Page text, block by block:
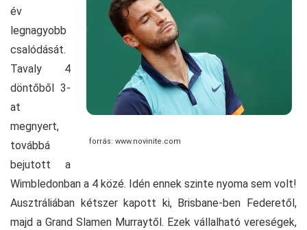
forrás: www.novinite.com
év
legnagyobb
csalódását.
Tavaly 4
döntőből 3-
at
megnyert,
továbbá
bejutott a
Wimbledonban a 4 közé. Idén ennek szinte nyoma sem volt!
Ausztráliában kétszer kapott ki, Brisbane-ben Federetől,
majd a Grand Slamen Murraytől. Ezek vállalható vereségek,